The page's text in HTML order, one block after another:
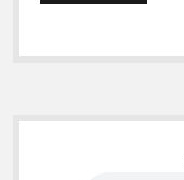
Sidebar